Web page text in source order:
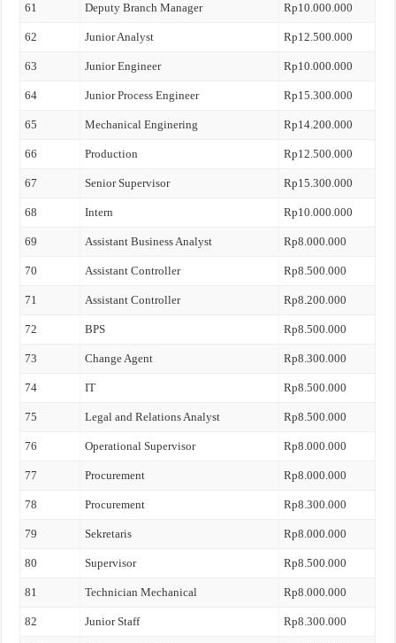
61 Deputy Branch Manager Rp10.000.000
62 Junior Analyst Rp12.500.000
63 Junior Engineer Rp10.000.000
64 Junior Process Engineer Rp15.300.000
65 Mechanical Enginering Rp14.200.000
66 Production Rp12.500.000
67 Senior Supervisor Rp15.300.000
68 Intern Rp10.000.000
69 Assistant Business Analyst Rp8.000.000
70 Assistant Controller Rp8.500.000
71 Assistant Controller Rp8.200.000
72 BPS Rp8.500.000
73 Change Agent Rp8.300.000
74 IT Rp8.500.000
75 Legal and Relations Analyst Rp8.500.000
76 Operational Supervisor Rp8.000.000
77 Procurement Rp8.000.000
78 Procurement Rp8.300.000
79 Sekretaris Rp8.000.000
80 Supervisor Rp8.500.000
81 Technician Mechanical Rp8.000.000
82 Junior Staff Rp8.300.000